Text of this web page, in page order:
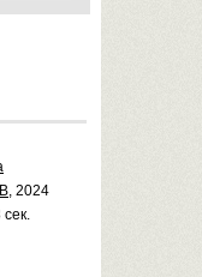
, 2024